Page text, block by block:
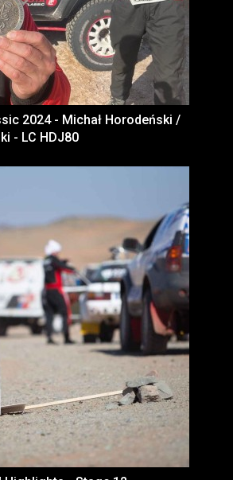
2024 - Michał Horodeński /
- LC HDJ80